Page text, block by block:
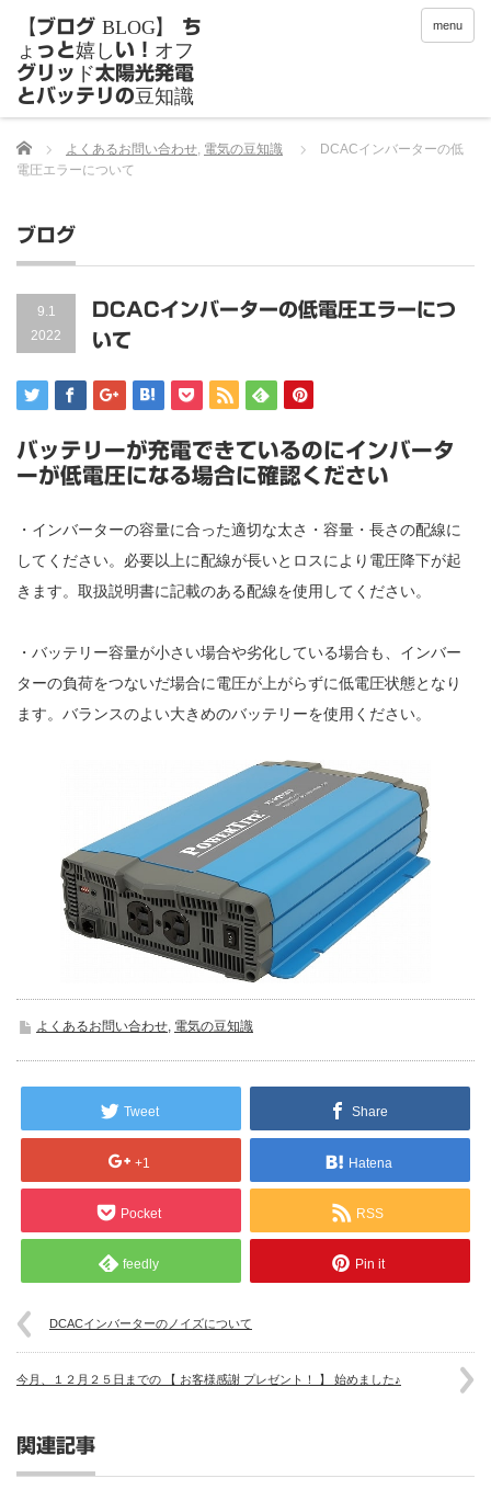
menu
Home よくあるお問い合わせ, 電気の豆知識
DCACインバーターの低
電圧エラーについて
ブログ
9.1
2022
DCACインバーターの低電圧エラーにつ
いて
バッテリーが充電できているのにインバータ
ーが低電圧になる場合に確認ください
・インバーターの容量に合った適切な太さ・容量・長さの配線に
してください。必要以上に配線が長いとロスにより電圧降下が起
きます。取扱説明書に記載のある配線を使用してください。
・バッテリー容量が小さい場合や劣化している場合も、インバー
ターの負荷をつないだ場合に電圧が上がらずに低電圧状態となり
ます。バランスのよい大きめのバッテリーを使用ください。
よくあるお問い合わせ, 電気の豆知識
Tweet Share
+1 Hatena
Pocket RSS
feedly Pin it
DCACインバーターのノイズについて
今月、１２月２５日までの 【 お客様感謝 プレゼント！ 】 始めました♪
関連記事